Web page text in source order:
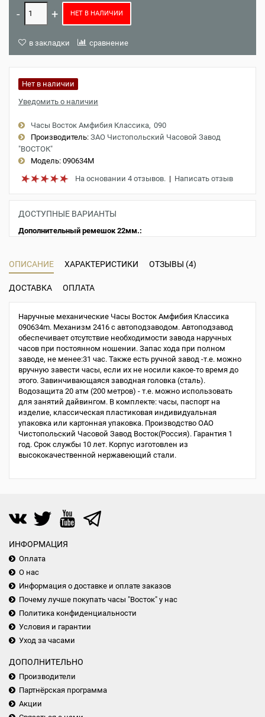
НЕТ В НАЛИЧИИ
в закладки сравнение
Нет в наличии
Уведомить о наличии
Часы Восток Амфибия Классика 090
Производитель: ЗАО Чистопольский Часовой Завод
"ВОСТОК"
Модель: 090634M
На основании 4 отзывов. | Написать отзыв
ДОСТУПНЫЕ ВАРИАНТЫ
Дополнительный ремешок 22мм.:
ОПИСАНИЕ ХАРАКТЕРИСТИКИ ОТЗЫВЫ (4)
ДОСТАВКА ОПЛАТА
Наручные механические Часы Восток Амфибия Классика
090634m. Механизм 2416 с автоподзаводом. Автоподзавод
обеспечивает отсутствие необходимости завода наручных
часов при постоянном ношении. Запас хода при полном
заводе, не менее:31 час. Также есть ручной завод -т.е. можно
вручную завести часы, если их не носили какое-то время до
этого. Завинчивающаяся заводная головка (сталь).
Водозащита 20 атм (200 метров) - т.е. можно использовать
для занятий дайвингом. В комплекте: часы, паспорт на
изделие, классическая пластиковая индивидуальная
упаковка или картонная упаковка. Производство ОАО
Чистопольский Часовой Завод Восток(Россия). Гарантия 1
год. Срок службы 10 лет. Корпус изготовлен из
высококачественной нержавеющий стали.
ИНФОРМАЦИЯ
Оплата
О нас
Информация о доставке и оплате заказов
Почему лучше покупать часы "Восток" у нас
Политика конфиденциальности
Условия и гарантии
Уход за часами
ДОПОЛНИТЕЛЬНО
Производители
Партнёрская программа
Акции